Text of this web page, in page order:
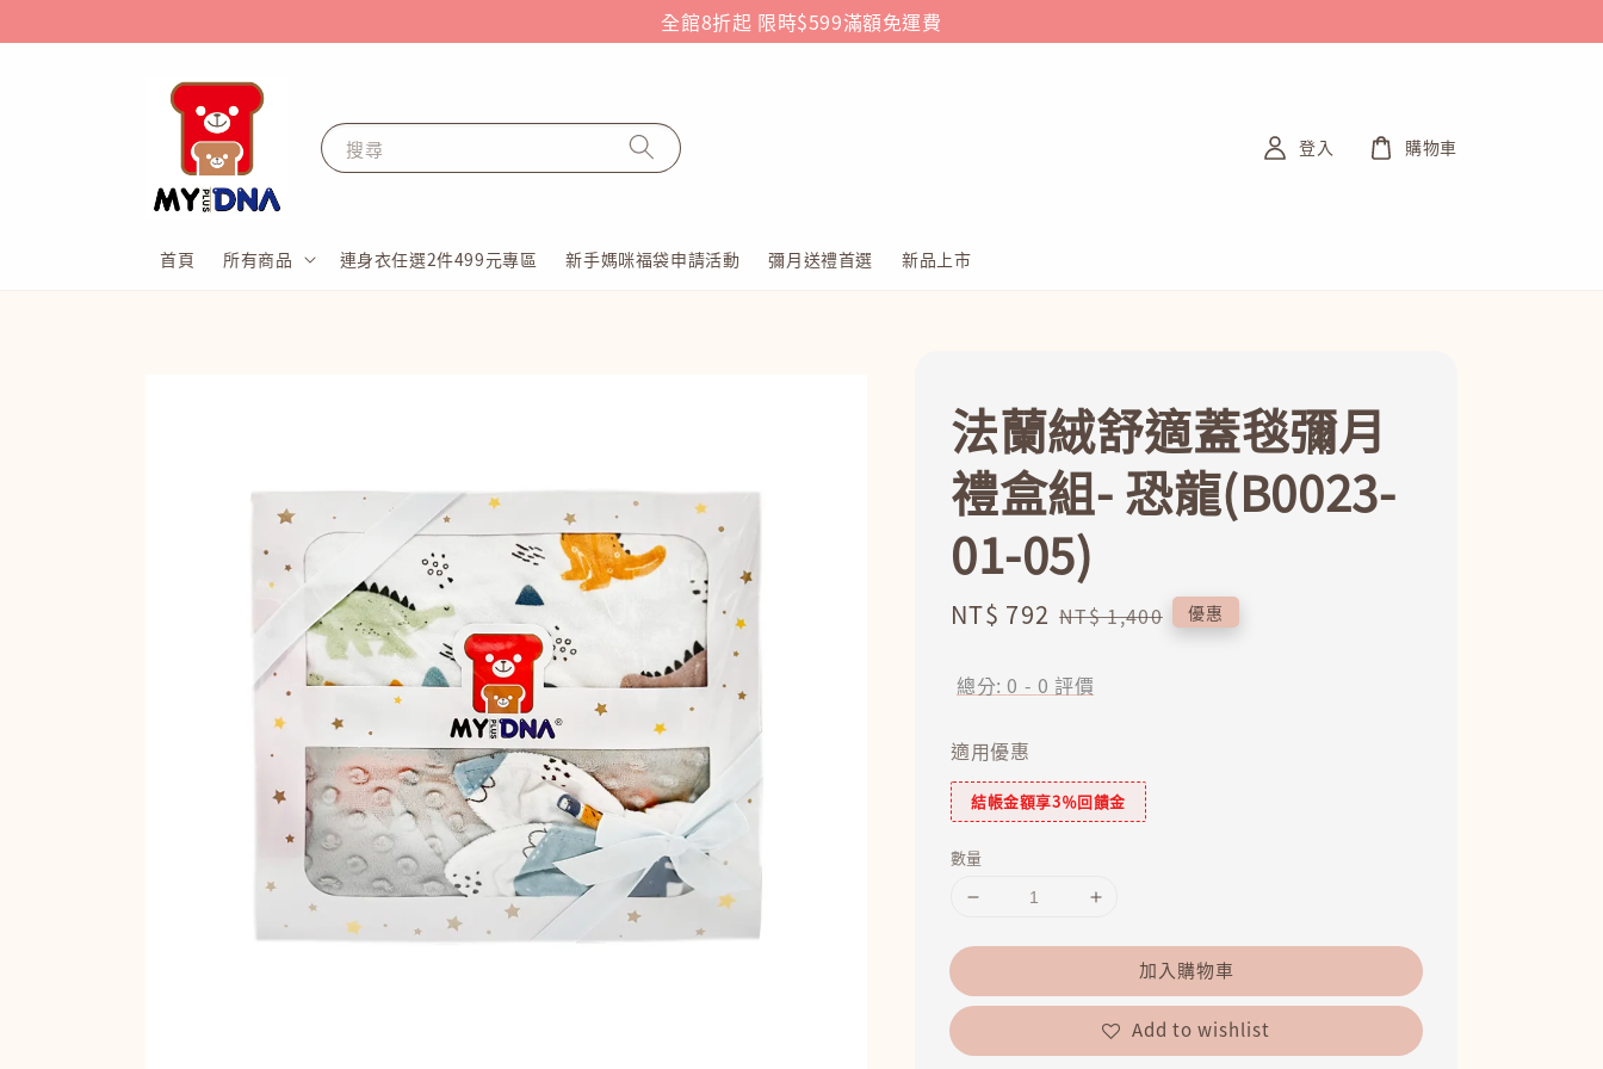
全館8折起 限時$599滿額免運費
搜尋
首頁 所有商品 連身衣任選2件499元專區 新手媽咪福袋申請活動 彌月送禮首選 新品上市
登入 購物車
法蘭絨舒適蓋毯彌月
禮盒組- 恐龍(B0023-
01-05)
Sale
NT$ 792 Regular
NT$ 1,400 優惠
總分: 0 - 0 評價
適用優惠
結帳金額享3％回饋金
數量
加入購物車
Add to wishlist